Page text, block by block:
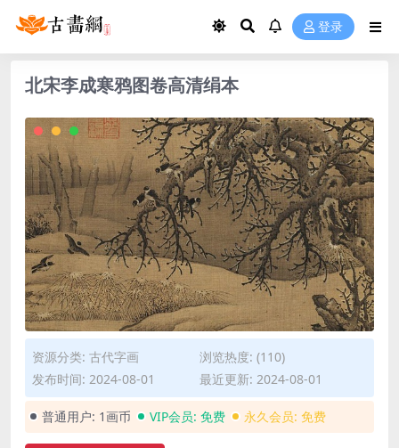
登录
北宋李成寒鸦图卷高清绢本
资源分类: 古代字画
浏览热度: (110)
发布时间: 2024-08-01
最近更新: 2024-08-01
普通用户: 1画币 VIP会员: 免费 永久会员: 免费